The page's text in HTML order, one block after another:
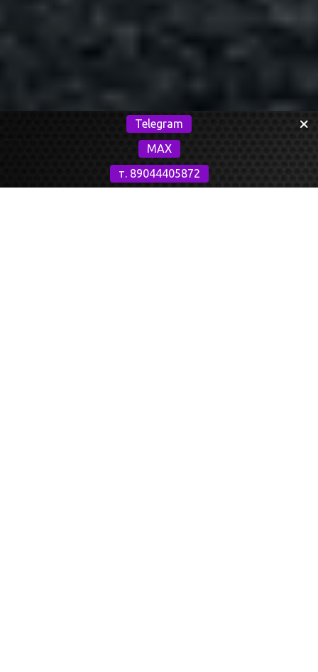
Telegram
MAX
т. 89044405872